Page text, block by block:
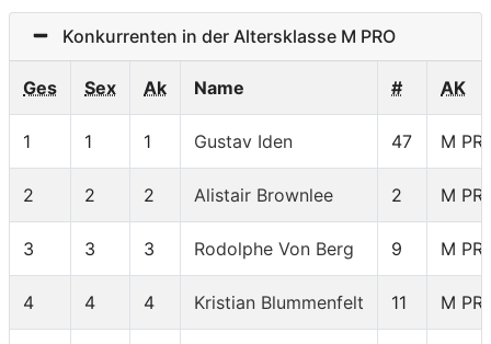
Konkurrenten in der Altersklasse M PRO
Ges Sex Ak Name # AK
1 1 1 Gustav Iden 47 M
2 2 2 Alistair Brownlee 2 M
3 3 3 Rodolphe Von Berg 9 M
4 4 4 Kristian Blummenfelt 11 M